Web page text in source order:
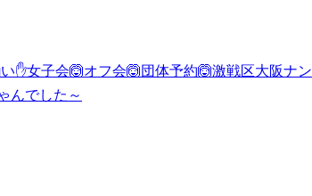
✋女子会🙆オフ会🙆団体予約🙆激戦区大阪ナン
んでした～